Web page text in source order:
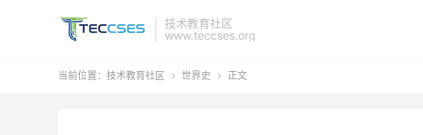
技术教育社区
www.teccses.org
当前位置： 技术教育社区  世界史  正文